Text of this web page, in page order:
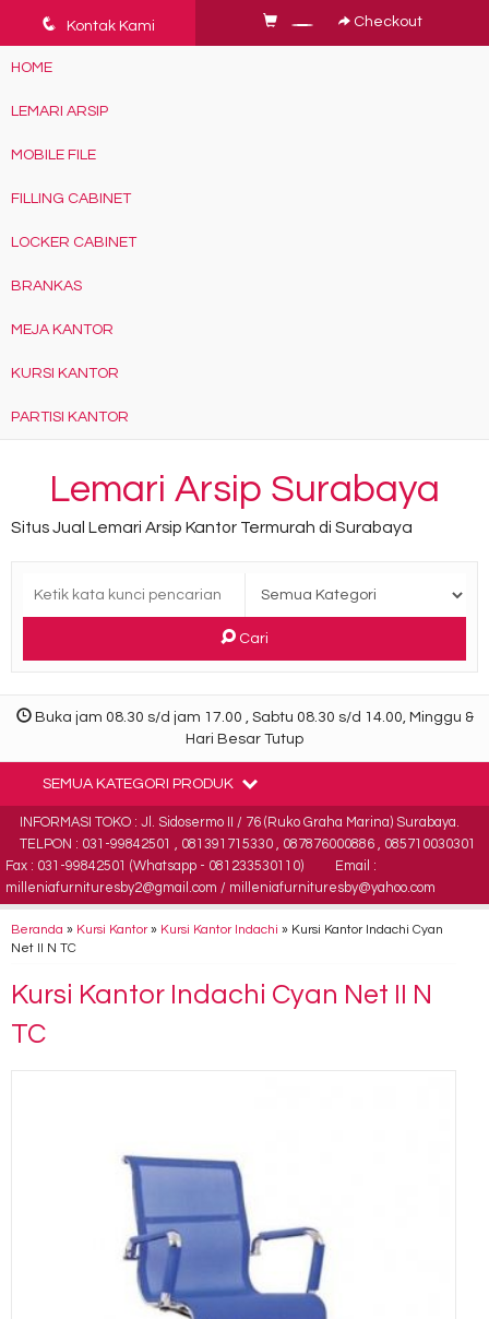
q Kontak Kami Checkout
HOME
LEMARI ARSIP
MOBILE FILE
FILLING CABINET
LOCKER CABINET
BRANKAS
MEJA KANTOR
KURSI KANTOR
PARTISI KANTOR
Lemari Arsip Surabaya
Situs Jual Lemari Arsip Kantor Termurah di Surabaya
Cari
Buka jam 08.30 s/d jam 17.00 , Sabtu 08.30 s/d 14.00, Minggu &
Hari Besar Tutup
SEMUA KATEGORI PRODUK
INFORMASI TOKO : Jl. Sidosermo II / 76 (Ruko Graha Marina) Surabaya.
TELPON : 031-99842501 , 081391715330 , 087876000886 , 085710030301
Fax : 031-99842501 (Whatsapp - 081233530110)
Email :
milleniafurnituresby2@gmail.com / milleniafurnituresby@yahoo.com
Beranda » Kursi Kantor» Kursi Kantor Indachi » Kursi Kantor Indachi Cyan
Net II N TC
Kursi Kantor Indachi Cyan Net II N
TC